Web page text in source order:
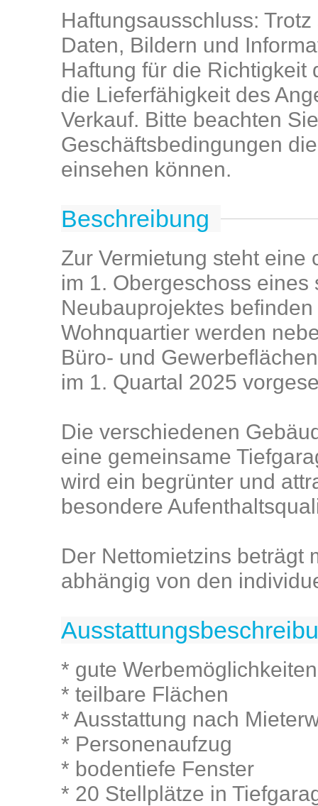
Haftungsausschluss:
Daten, Bildern und
Haftung für die Richtigkeit
die Lieferfähigkeit des
Verkauf. Bitte beachten
Geschäftsbedingungen
einsehen können.
Beschreibung
Zur Vermietung steht eine
im 1. Obergeschoss
Neubauprojektes
Wohnquartier werden
Büro- und
im 1. Quartal 2025
Die verschiedenen
eine gemeinsame
wird ein begrünter und
besondere
Der Nettomietzins beträgt
abhängig von den
* gute
* teilbare Flächen
* Ausstattung nach
* Personenaufzug
* bodentiefe Fenster
* 20 Stellplätze in